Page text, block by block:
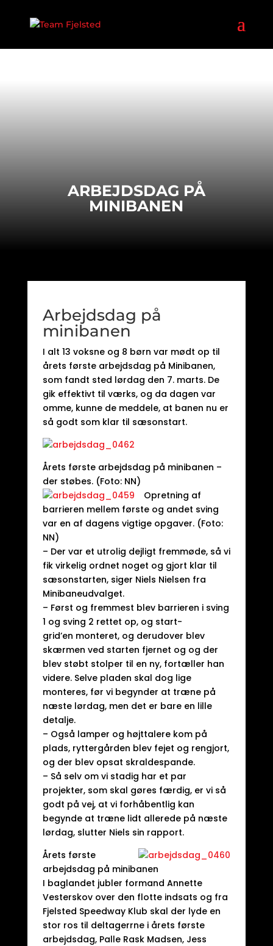
ARBEJDSDAG PÅ
MINIBANEN
Arbejdsdag på
minibanen
I alt 13 voksne og 8 børn var mødt op til
årets første arbejdsdag på Minibanen,
som fandt sted lørdag den 7. marts. De
gik effektivt til værks, og da dagen var
omme, kunne de meddele, at banen nu er
så godt som klar til sæsonstart.
Årets første arbejdsdag på minibanen –
der støbes. (Foto: NN)
Opretning af
barrieren mellem første og andet sving
var en af dagens vigtige opgaver. (Foto:
NN)
– Der var et utrolig dejligt fremmøde, så vi
fik virkelig ordnet noget og gjort klar til
sæsonstarten, siger Niels Nielsen fra
Minibaneudvalget.
– Først og fremmest blev barrieren i sving
1 og sving 2 rettet op, og start-
grid’en monteret, og derudover blev
skærmen ved starten fjernet og og der
blev støbt stolper til en ny, fortæller han
videre. Selve pladen skal dog lige
monteres, før vi begynder at træne på
næste lørdag, men det er bare en lille
detalje.
– Også lamper og højttalere kom på
plads, ryttergården blev fejet og rengjort,
og der blev opsat skraldespande.
– Så selv om vi stadig har et par
projekter, som skal gøres færdig, er vi så
godt på vej, at vi forhåbentlig kan
begynde at træne lidt allerede på næste
lørdag, slutter Niels sin rapport.
Årets første
arbejdsdag på minibanen
I baglandet jubler formand Annette
Vesterskov over den flotte indsats og fra
Fjelsted Speedway Klub skal der lyde en
stor ros til deltagerrne i årets første
arbejdsdag, Palle Rask Madsen, Jess